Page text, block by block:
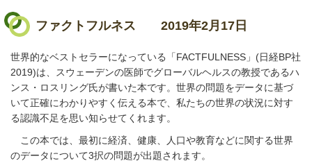
ファクトフルネス 2019年2月17日
世界的なベストセラーになっている「FACTFULNESS 」 (日経BP社
2019)は、スウェーデンの医師でグローバルヘルスの教授であるハ
ンス・ロスリング氏が書いた本です。世界の問題をデータに基づ
いて正確にわかりやすく伝える本で、私たちの世界の状況に対す
る認識不足を思い知らせてくれます。
この本では、最初に経済、健康、人口や教育などに関する世界
のデータについて3択の問題が出題されます。